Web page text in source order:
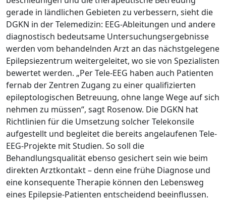
gerade in ländlichen Gebieten zu verbessern, sieht die
DGKN in der Telemedizin: EEG-Ableitungen und andere
diagnostisch bedeutsame Untersuchungsergebnisse
werden vom behandelnden Arzt an das nächstgelegene
Epilepsiezentrum weitergeleitet, wo sie von Spezialisten
bewertet werden. „Per Tele-EEG haben auch Patienten
fernab der Zentren Zugang zu einer qualifizierten
epileptologischen Betreuung, ohne lange Wege auf sich
nehmen zu müssen“, sagt Rosenow. Die DGKN hat
Richtlinien für die Umsetzung solcher Telekonsile
aufgestellt und begleitet die bereits angelaufenen Tele-
EEG-Projekte mit Studien. So soll die
Behandlungsqualität ebenso gesichert sein wie beim
direkten Arztkontakt – denn eine frühe Diagnose und
eine konsequente Therapie können den Lebensweg
eines Epilepsie-Patienten entscheidend beeinflussen.